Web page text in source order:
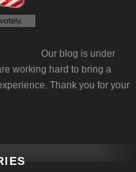
Our blog is under
working hard to bring a
Thank you for your